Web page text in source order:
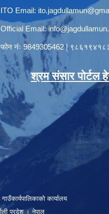
ITO Email:
Official Email:
फोन नंः 9849305462|
श्रम संसार पोर्टल
कार्यालय
प्रदेश । नेपाल